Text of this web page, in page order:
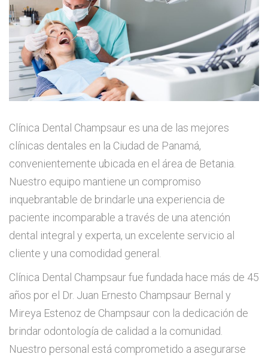
Clínica Dental Champsaur es una de las mejores
clínicas dentales en la Ciudad de Panamá,
convenientemente ubicada en el área de Betania.
Nuestro equipo mantiene un compromiso
inquebrantable de brindarle una experiencia de
paciente incomparable a través de una atención
dental integral y experta, un excelente servicio al
cliente y una comodidad general.
Clínica Dental Champsaur fue fundada hace más de 45
años por el Dr. Juan Ernesto Champsaur Bernal y
Mireya Estenoz de Champsaur con la dedicación de
brindar odontología de calidad a la comunidad.
Nuestro personal está comprometido a asegurarse